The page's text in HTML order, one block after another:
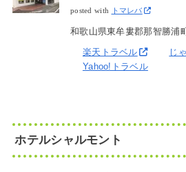
posted with トマレバ
和歌山県東牟婁郡那智勝浦
楽天トラベル じ
Yahoo!トラベル
ホテルシャルモント